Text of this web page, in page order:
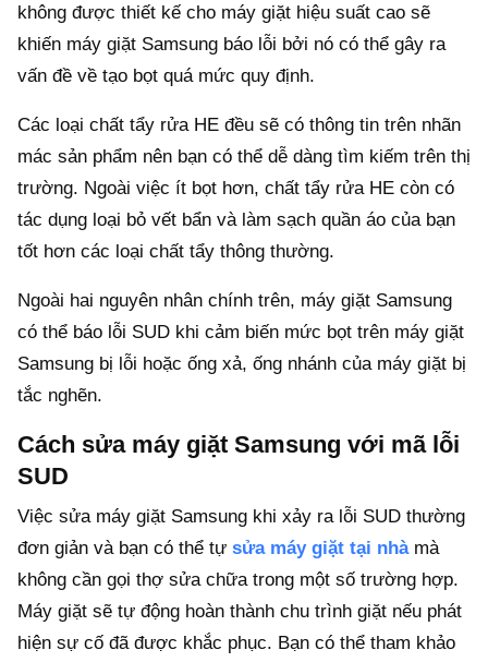
không được thiết kế cho máy giặt hiệu suất cao sẽ
khiến máy giặt Samsung báo lỗi bởi nó có thể gây ra
vấn đề về tạo bọt quá mức quy định.
Các loại chất tẩy rửa HE đều sẽ có thông tin trên nhãn
mác sản phẩm nên bạn có thể dễ dàng tìm kiếm trên thị
trường. Ngoài việc ít bọt hơn, chất tẩy rửa HE còn có
tác dụng loại bỏ vết bẩn và làm sạch quần áo của bạn
tốt hơn các loại chất tẩy thông thường.
Ngoài hai nguyên nhân chính trên, máy giặt Samsung
có thể báo lỗi SUD khi cảm biến mức bọt trên máy giặt
Samsung bị lỗi hoặc ống xả, ống nhánh của máy giặt bị
tắc nghẽn.
Cách sửa máy giặt Samsung với mã lỗi
SUD
Việc sửa máy giặt Samsung khi xảy ra lỗi SUD thường
đơn giản và bạn có thể tự sửa máy giặt tại nhàmà
không cần gọi thợ sửa chữa trong một số trường hợp.
Máy giặt sẽ tự động hoàn thành chu trình giặt nếu phát
hiện sự cố đã được khắc phục. Bạn có thể tham khảo